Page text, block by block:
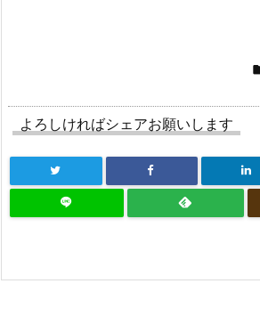
よろしければシェアお願いします